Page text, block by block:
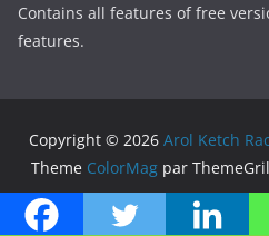
Contains all features of free
features.
Copyright © 2026 Arol Ketch
Theme ColorMagpar